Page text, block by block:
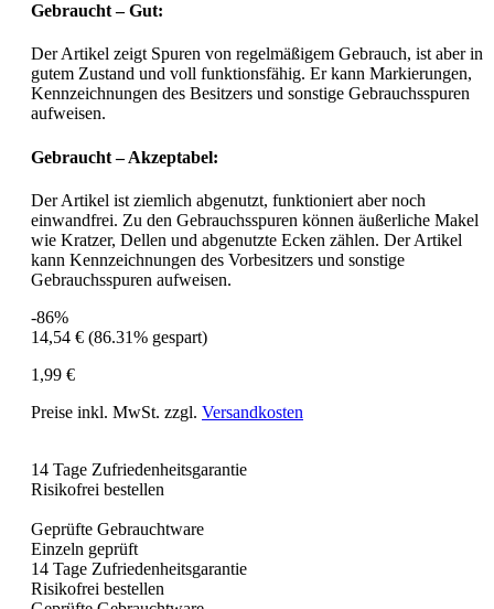
Gebraucht – Gut:
Der Artikel zeigt Spuren von regelmäßigem Gebrauch, ist aber in
gutem Zustand und voll funktionsfähig. Er kann Markierungen,
Kennzeichnungen des Besitzers und sonstige Gebrauchsspuren
aufweisen.
Gebraucht – Akzeptabel:
Der Artikel ist ziemlich abgenutzt, funktioniert aber noch
einwandfrei. Zu den Gebrauchsspuren können äußerliche Makel
wie Kratzer, Dellen und abgenutzte Ecken zählen. Der Artikel
kann Kennzeichnungen des Vorbesitzers und sonstige
Gebrauchsspuren aufweisen.
-86%
14,54 € (86.31% gespart)
1,99 €
Preise inkl. MwSt. zzgl. Versandkosten
14 Tage Zufriedenheitsgarantie
Risikofrei bestellen
Geprüfte Gebrauchtware
Einzeln geprüft
14 Tage Zufriedenheitsgarantie
Risikofrei bestellen